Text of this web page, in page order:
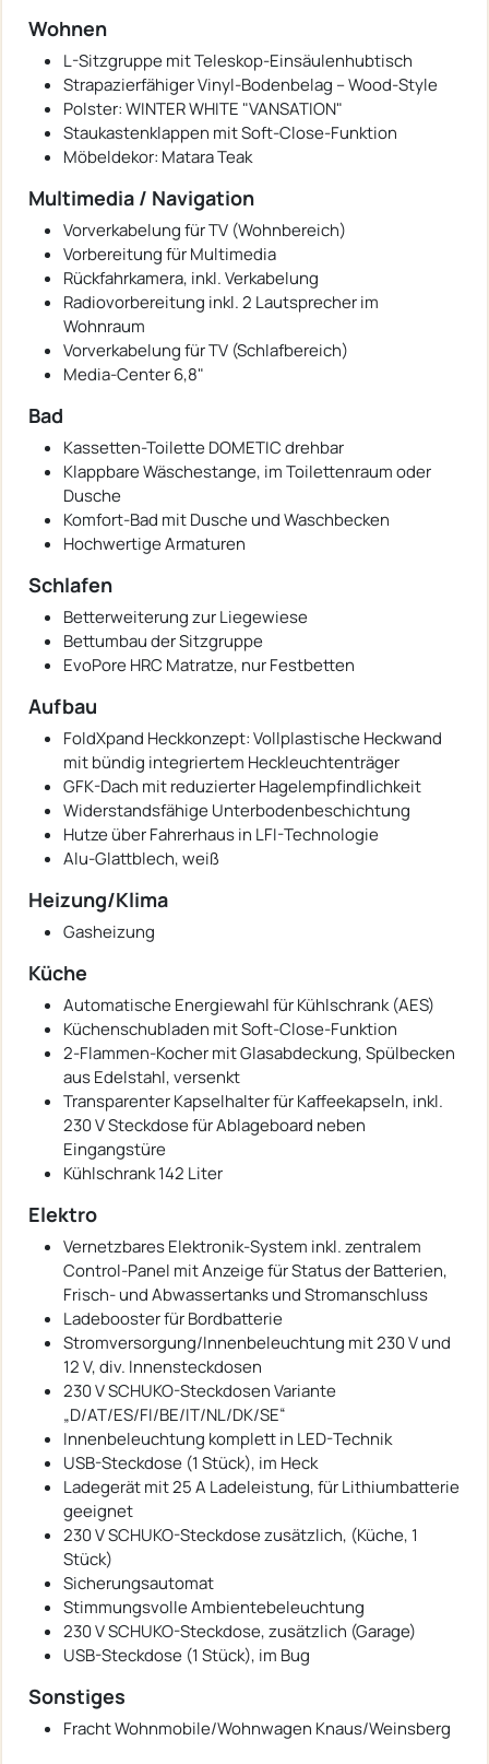
Wohnen
L-Sitzgruppe mit Teleskop-Einsäulenhubtisch
Strapazierfähiger Vinyl-Bodenbelag – Wood-Style
Polster: WINTER WHITE "VANSATION"
Staukastenklappen mit Soft-Close-Funktion
Möbeldekor: Matara Teak
Multimedia / Navigation
Vorverkabelung für TV (Wohnbereich)
Vorbereitung für Multimedia
Rückfahrkamera, inkl. Verkabelung
Radiovorbereitung inkl. 2 Lautsprecher im
Wohnraum
Vorverkabelung für TV (Schlafbereich)
Media-Center 6,8"
Bad
Kassetten-Toilette DOMETIC drehbar
Klappbare Wäschestange, im Toilettenraum oder
Dusche
Komfort-Bad mit Dusche und Waschbecken
Hochwertige Armaturen
Schlafen
Betterweiterung zur Liegewiese
Bettumbau der Sitzgruppe
EvoPore HRC Matratze, nur Festbetten
Aufbau
FoldXpand Heckkonzept: Vollplastische Heckwand
mit bündig integriertem Heckleuchtenträger
GFK-Dach mit reduzierter Hagelempfindlichkeit
Widerstandsfähige Unterbodenbeschichtung
Hutze über Fahrerhaus in LFI-Technologie
Alu-Glattblech, weiß
Heizung/Klima
Gasheizung
Küche
Automatische Energiewahl für Kühlschrank (AES)
Küchenschubladen mit Soft-Close-Funktion
2-Flammen-Kocher mit Glasabdeckung, Spülbecken
aus Edelstahl, versenkt
Transparenter Kapselhalter für Kaffeekapseln, inkl.
230 V Steckdose für Ablageboard neben
Eingangstüre
Kühlschrank 142 Liter
Elektro
Vernetzbares Elektronik-System inkl. zentralem
Control-Panel mit Anzeige für Status der Batterien,
Frisch- und Abwassertanks und Stromanschluss
Ladebooster für Bordbatterie
Stromversorgung/Innenbeleuchtung mit 230 V und
12 V, div. Innensteckdosen
230 V SCHUKO-Steckdosen Variante
„D/AT/ES/FI/BE/IT/NL/DK/SE“
Innenbeleuchtung komplett in LED-Technik
USB-Steckdose (1 Stück), im Heck
Ladegerät mit 25 A Ladeleistung, für Lithiumbatterie
geeignet
230 V SCHUKO-Steckdose zusätzlich, (Küche, 1
Stück)
Sicherungsautomat
Stimmungsvolle Ambientebeleuchtung
230 V SCHUKO-Steckdose, zusätzlich (Garage)
USB-Steckdose (1 Stück), im Bug
Sonstiges
Fracht Wohnmobile/Wohnwagen Knaus/Weinsberg